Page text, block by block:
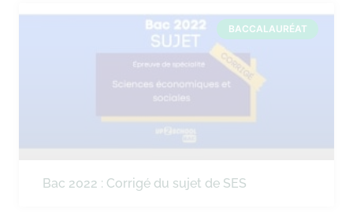
BACCALAURÉAT
Bac 2022 : Corrigé du sujet de SES